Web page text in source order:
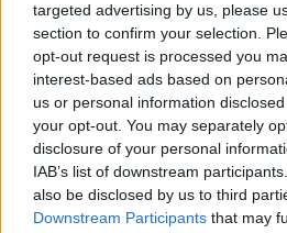
targeted advertising by us, please
section to confirm your selection.
opt-out request is processed you
interest-based ads based on
us or personal information
your opt-out. You may separately
disclosure of your personal
IAB’s list of downstream
also be disclosed by us to third
Downstream Participants that may
Cómo la política
está cambiando las
seguidores más cercanos
La política exterior de Donald